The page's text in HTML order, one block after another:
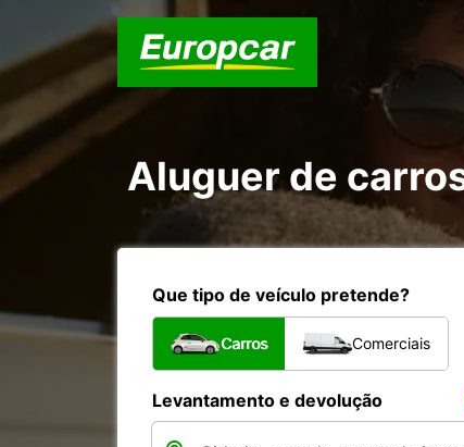
Aluguer de
Que tipo de veículo pretende?
Carros Comerciais
Levantamento e devolução